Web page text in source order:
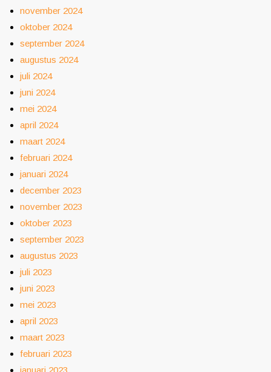
november 2024
oktober 2024
september 2024
augustus 2024
juli 2024
juni 2024
mei 2024
april 2024
maart 2024
februari 2024
januari 2024
december 2023
november 2023
oktober 2023
september 2023
augustus 2023
juli 2023
juni 2023
mei 2023
april 2023
maart 2023
februari 2023
januari 2023